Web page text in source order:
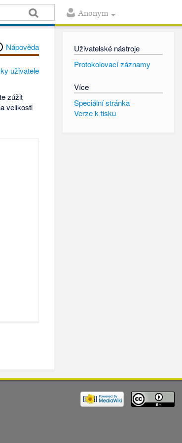
Anonym
Uživatelské nástroje
Protokolovací záznamy
Více
Speciální stránka
Verze k tisku
Nápověda
uživatele
zúžit
velikosti